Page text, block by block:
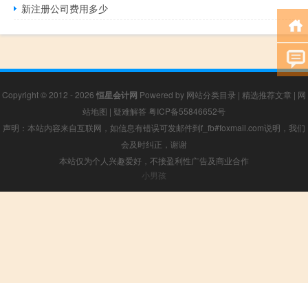
新注册公司费用多少
Copyright © 2012 - 2026 恒星会计网 Powered by 网站分类目录 | 精选推荐文章 | 网
站地图 | 疑难解答 粤ICP备55846652号
声明：本站内容来自互联网，如信息有错误可发邮件到f_fb#foxmail.com说明，我们
会及时纠正，谢谢
本站仅为个人兴趣爱好，不接盈利性广告及商业合作
小男孩